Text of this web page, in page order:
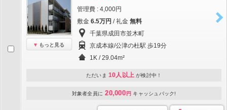
もっと見る
管理費 : 4,000円
敷金 6.5万円 / 礼金 無料
千葉県成田市並木町
京成本線/公津の杜駅 歩19分
1K / 29.04m²
ただいま 10人以上 が検討中！
対象者全員に 20,000 円 キャッシュバック!